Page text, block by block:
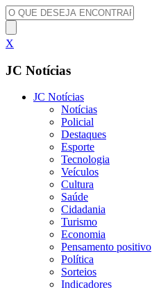
X
JC Notícias
JC Notícias
Notícias
Policial
Destaques
Esporte
Tecnologia
Veículos
Cultura
Saúde
Cidadania
Turismo
Economia
Pensamento positivo
Política
Sorteios
Indicadores